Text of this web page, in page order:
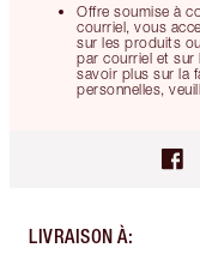
Offre soumise à
courriel, vous
sur les produits
par courriel et sur
savoir plus sur la
personnelles,
LIVRAISON À: